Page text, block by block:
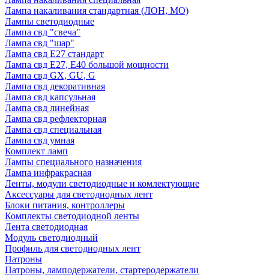
Лампа накаливания стандартная (ЛОН, МО)
Лампы светодиодные
Лампа свд "свеча"
Лампа свд "шар"
Лампа свд E27 стандарт
Лампа свд E27, Е40 большой мощности
Лампа свд GX, GU, G
Лампа свд декоративная
Лампа свд капсульная
Лампа свд линейная
Лампа свд рефлекторная
Лампа свд специальная
Лампа свд умная
Комплект ламп
Лампы специального назначения
Лампа инфракрасная
Ленты, модули светодиодные и комлектующие
Аксессуары для светодиодных лент
Блоки питания, контроллеры
Комплекты светодиодной ленты
Лента светодиодная
Модуль светодиодный
Профиль для светодиодных лент
Патроны
Патроны, ламподержатели, стартеродержатели